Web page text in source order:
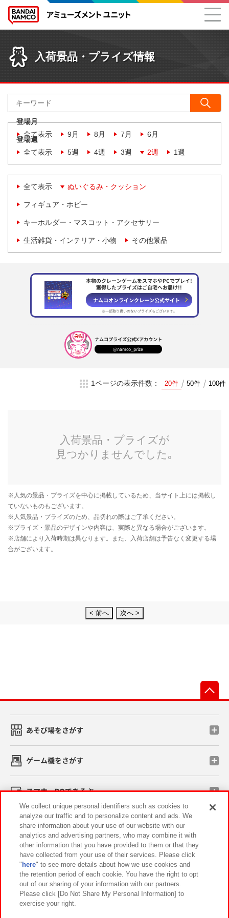
入荷景品・プライズ情報
登場月
全て表示
9月 8月 7月 6月
登場週
全て表示
5週 4週 3週 2週 1週
全て表示 ぬいぐるみ・クッション
フィギュア・ホビー
キーホルダー・マスコット・アクセサリー
生活雑貨・インテリア・小物 その他景品
本物のクレーンゲームをスマホやPCでプレイ!
獲得したプライズはご自宅へお届け!!
ナムコオンラインクレーン公式サイト
※一部取り扱いのないプライズもございます。
ナムコプライズ公式Xアカウント
@namco_prize
1ページの表示件数： 20件 50件 100件
< 前へ 次へ >
あそび場をさがす
ゲーム機をさがす
スマホ・PCであそぶ
イベント・キャンペーン
関連会社 サステナビリティ サイトポリシー
プライバシーポリシー ウェブアクセシビリティ方針と検証結果
お取引先さまとともに
We collect unique personal identifiers such as cookies to
analyze our traffic and to personalize content and ads. We
share information about your use of our website with our
analytics and advertising partners, who may combine it with
other information that you have provided to them or that they
have collected from your use of their services. Please click
" here" to see more details about how we use cookies and
the retention period of each cookie. You have the right to opt
out of our sharing of your information with our partners.
Please click [Do Not Share My Personal Information] to
exercise your right.